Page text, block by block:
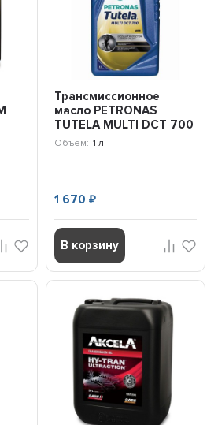
Трансмиссионное
масло PETRONAS
TUTELA MULTI DCT 700
(1л) 76160E15EU
Объем: 1 л
1 670 ₽
В корзину